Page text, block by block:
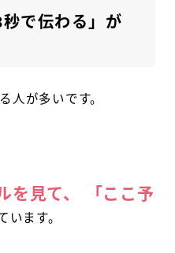
で伝わる」が
人が多いです。
を見て、 「ここ予
います。